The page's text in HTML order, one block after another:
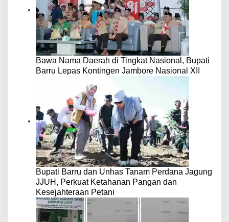
Bawa Nama Daerah di Tingkat Nasional, Bupati
Barru Lepas Kontingen Jambore Nasional XII
Bupati Barru dan Unhas Tanam Perdana Jagung
JJUH, Perkuat Ketahanan Pangan dan
Kesejahteraan Petani